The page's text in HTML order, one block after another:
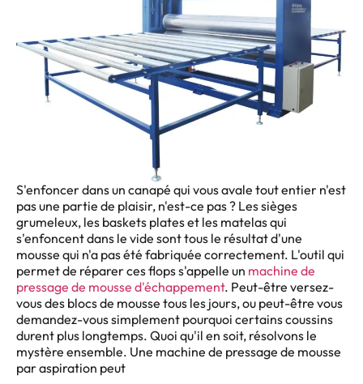
S'enfoncer dans un canapé qui vous avale tout entier n'est
pas une partie de plaisir, n'est-ce pas ? Les sièges
grumeleux, les baskets plates et les matelas qui
s'enfoncent dans le vide sont tous le résultat d'une
mousse qui n'a pas été fabriquée correctement. L'outil qui
permet de réparer ces flops s'appelle un machine de
pressage de mousse d'échappement. Peut-être versez-
vous des blocs de mousse tous les jours, ou peut-être vous
demandez-vous simplement pourquoi certains coussins
durent plus longtemps. Quoi qu'il en soit, résolvons le
mystère ensemble. Une machine de pressage de mousse
par aspiration peut